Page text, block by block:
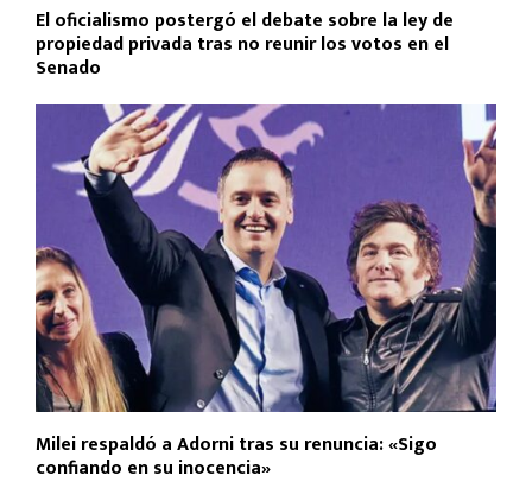
El oficialismo postergó el debate sobre la ley de
propiedad privada tras no reunir los votos en el
Senado
Milei respaldó a Adorni tras su renuncia: «Sigo
confiando en su inocencia»